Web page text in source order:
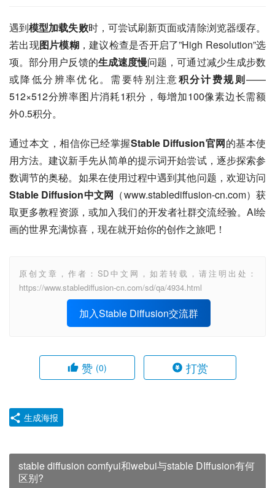
遇到模型加载失败时，可尝试刷新页面或清除浏览器缓存。
若出现图片模糊，建议检查是否开启了”High Resolution”选
项。部分用户反馈的生成速度慢问题，可通过减少生成步数
或降低分辨率优化。需要特别注意积分计费规则——
512×512分辨率图片消耗1积分，每增加100像素边长需额
外0.5积分。
通过本文，相信你已经掌握Stable Diffusion官网的基本使
用方法。建议新手先从简单的提示词开始尝试，逐步探索参
数调节的奥秘。如果在使用过程中遇到其他问题，欢迎访问
Stable Diffusion中文网 （www.stablediffusion-cn.com）获
取更多教程资源，或加入我们的开发者社群交流经验。AI绘
画的世界充满惊喜，现在就开始你的创作之旅吧！
原创文章，作者：SD中文网，如若转载，请注明出处：
https://www.stablediffusion-cn.com/sd/qa/4934.html
加入Stable Diffusion交流群
赞 (0) 打赏
生成海报
stable diffusion comfyui和webui与stable DIffusion有何
区别?